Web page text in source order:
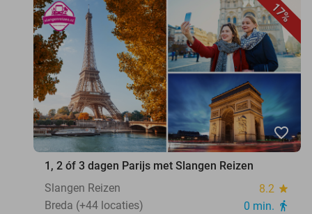
17%
favorite_border
1, 2 óf 3 dagen Parijs met Slangen Reizen
Slangen Reizen
8.2 star
Breda (+44 locaties) 0 min. directions_walk